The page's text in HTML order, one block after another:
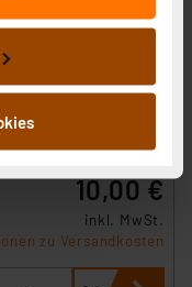
unserer Website
Werbung und
diese
Daten
haben oder die
gesammelt
und Abrufen von
TTDSG) sowie
für die
weiß, RMG4
10,00 €
inkl. MwSt.
zu Versandkosten